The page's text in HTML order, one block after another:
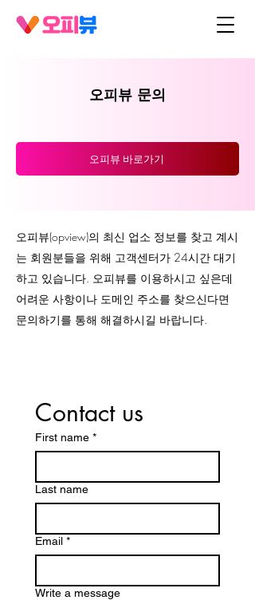
오피뷰 문의
오피뷰 바로가기
오피뷰(opview)의 최신 업소 정보를 찾고 계시
는 회원분들을 위해 고객센터가 24시간 대기
하고 있습니다. ​오피뷰를 이용하시고 싶은데
어려운 사항이나 도메인 주소를 찾으신다면
문의하기를 통해 해결하시길 바랍니다.
Contact us
First name *
Last name
Email *
Write a message